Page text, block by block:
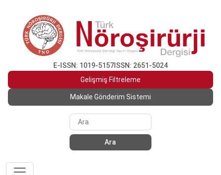
E-ISSN: 1019-5157 ISSN: 2651-5024
Gelişmiş Filtreleme
Makale Gönderim Sistemi
Ara